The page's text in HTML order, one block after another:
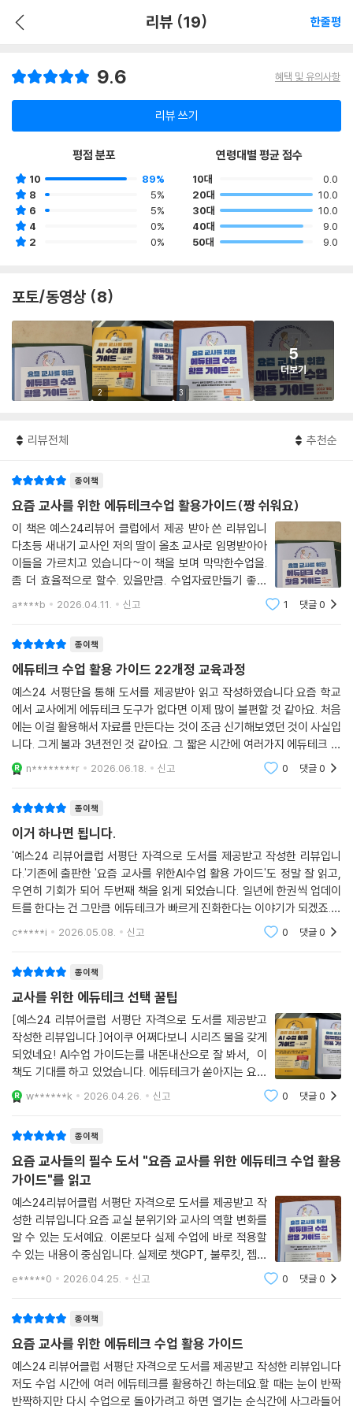
리뷰 (19) 한줄평
9.6 혜택 및 유의사항
리뷰 쓰기
평점 분포
10
89%
8
5%
6
5%
4
0%
2
0%
연령대별 평균 점수
10대
0.0
20대
10.0
30대
10.0
40대
9.0
50대
9.0
포토/동영상 (8)
2 3
5
더보기
리뷰전체 추천순
종이책
요즘 교사를 위한 에듀테크수업 활용가이드(짱 쉬워요)
이 책은 예스24리뷰어 클럽에서 제공 받아 쓴 리뷰입니
다초등 새내기 교사인 저의 딸이 올초 교사로 임명받아아
이들을 가르치고 있습니다~이 책을 보며 막막한수업을.
좀 더 효율적으로 할수. 있을만큼. 수업자료만들기 좋게
자세히 설명 돼있고수업몰입도 올릴수 있는방법인공지능
a****b 2026.04.11. 신고 1 댓글0
종이책
에듀테크 수업 활용 가이드 22개정 교육과정
예스24 서평단을 통해 도서를 제공받아 읽고 작성하였습니다.요즘 학교
에서 교사에게 에듀테크 도구가 없다면 이제 많이 불편할 것 같아요. 처음
에는 이걸 활용해서 자료를 만든다는 것이 조금 신기해보였던 것이 사실입
니다. 그게 불과 3년전인 것 같아요. 그 짧은 시간에 여러가지 에듀테크 도
구들이 쏟아져 나왔어요. 초등학교에서 사용되는 도구라고 하면서 많은 사
례들을 설명하고
n********r 2026.06.18. 신고 0 댓글0
종이책
이거 하나면 됩니다.
'예스24 리뷰어클럽 서평단 자격으로 도서를 제공받고 작성한 리뷰입니
다.'기존에 출판한 '요즘 교사를 위한AI수업 활용 가이드'도 정말 잘 읽고,
우연히 기회가 되어 두번째 책을 읽게 되었습니다. 일년에 한권씩 업데이
트를 한다는 건 그만큼 에듀테크가 빠르게 진화한다는 이야기가 되겠죠.이
전에는 나와 있는 에듀테크를 잘 사용하는 것이 목표였다면 이제는 무궁무
c*****i 2026.05.08. 신고 0 댓글0
종이책
교사를 위한 에듀테크 선택 꿀팁
[예스24 리뷰어클럽 서평단 자격으로 도서를 제공받고
작성한 리뷰입니다.]어이쿠 어쩌다보니 시리즈 물을 갖게
되었네요! AI수업 가이드는를 내돈내산으로 잘 봐서, 이
책도 기대를 하고 있었습니다. 에듀테크가 쏟아지는 요즘
세상에 뭘 쓸까 고민하는 교사들에게 팁이 될 만한 사이트
나 앱을 소개해주는 책입니다. 수업활용 / 업무활용 / 학
w******k 2026.04.26. 신고 0 댓글0
종이책
요즘 교사들의 필수 도서 "요즘 교사를 위한 에듀테크 수업 활용
가이드"를 읽고
예스24리뷰어클럽 서평단 자격으로 도서를 제공받고 작
성한 리뷰입니다.요즘 교실 분위기와 교사의 역할 변화를
알 수 있는 도서예요. 이론보다 실제 수업에 바로 적용할
수 있는 내용이 중심입니다. 실제로 챗GPT, 불루킷, 젭퀴
즈, 노션, 캔바, 구글시트 처럼 구체적인 도구들이 나열된
e*****0 2026.04.25. 신고 0 댓글0
종이책
요즘 교사를 위한 에듀테크 수업 활용 가이드
예스24 리뷰어클럽 서평단 자격으로 도서를 제공받고 작성한 리뷰입니다
저도 수업 시간에 여러 에듀테크를 활용하긴 하는데요.할 때는 눈이 반짝
반짝하지만 다시 수업으로 돌아가려고 하면 열기는 순식간에 사그라들어